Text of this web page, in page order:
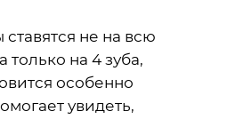
не на всю
только на 4 зуба,
особенно
увидеть,